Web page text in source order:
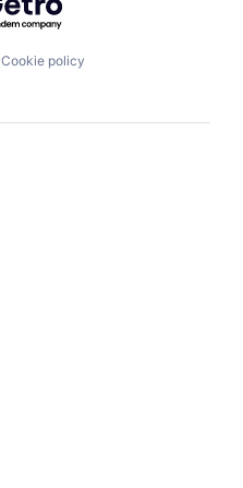
Cookie policy